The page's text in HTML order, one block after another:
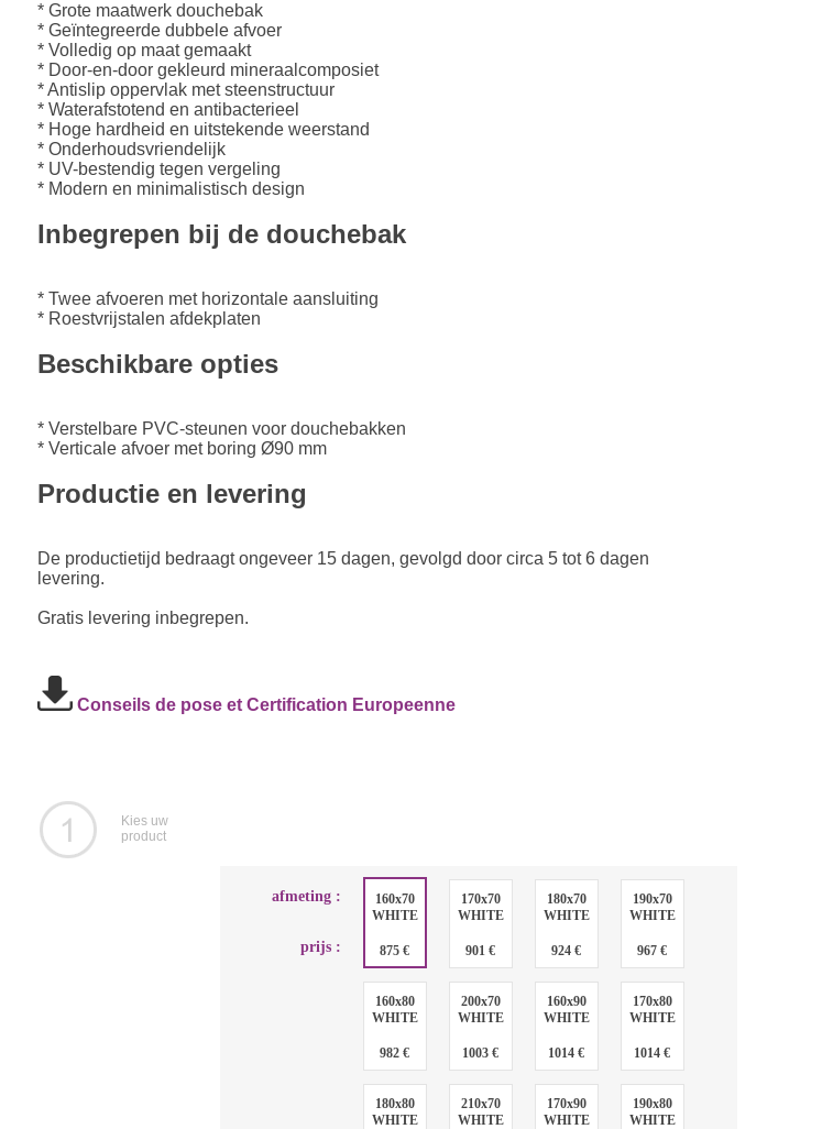
* Grote maatwerk douchebak
* Geïntegreerde dubbele afvoer
* Volledig op maat gemaakt
* Door-en-door gekleurd mineraalcomposiet
* Antislip oppervlak met steenstructuur
* Waterafstotend en antibacterieel
* Hoge hardheid en uitstekende weerstand
* Onderhoudsvriendelijk
* UV-bestendig tegen vergeling
* Modern en minimalistisch design
Inbegrepen bij de douchebak
* Twee afvoeren met horizontale aansluiting
* Roestvrijstalen afdekplaten
Beschikbare opties
* Verstelbare PVC-steunen voor douchebakken
* Verticale afvoer met boring Ø90 mm
Productie en levering
De productietijd bedraagt ongeveer 15 dagen, gevolgd door circa 5 tot 6 dagen
levering.
Gratis levering inbegrepen.
Conseils de pose et Certification Europeenne
Kies uw
product
afmeting :
prijs :
160x70
WHITE
875 €
170x70
WHITE
901 €
180x70
WHITE
924 €
190x70
WHITE
967 €
160x80
WHITE
982 €
200x70
WHITE
1003 €
160x90
WHITE
1014 €
170x80
WHITE
1014 €
180x80
WHITE
210x70
WHITE
170x90
WHITE
190x80
WHITE